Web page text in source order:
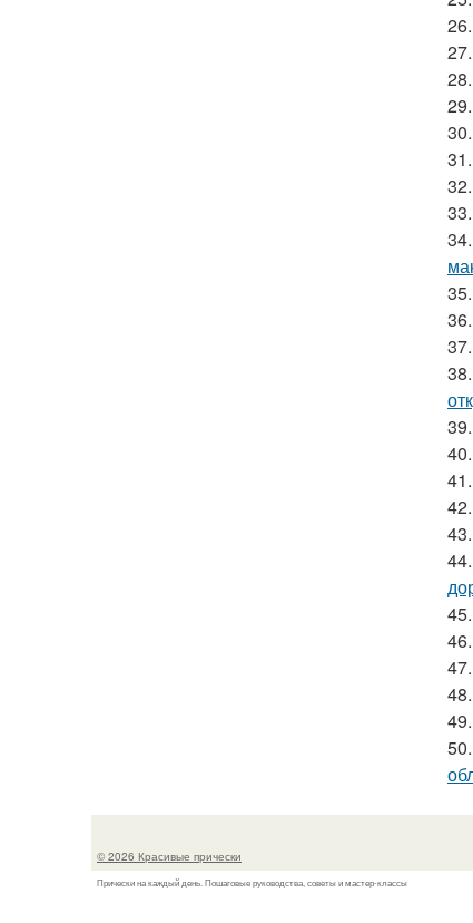
26.
27.
28.
29.
30.
31.
32.
33.
34.
35.
36.
37.
38.
39.
40.
41.
42.
43.
44.
45.
46.
47.
48.
49.
50.
© 2026 Красивые прически
Прически на каждый день. Пошаговые руководства, советы и мастер-классы